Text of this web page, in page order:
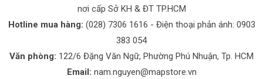
nơi cấp Sở KH & ĐT TP.HCM
Hotline mua hàng: (028) 7306 1616 - Điện thoại phản ánh: 0903
383 054
Văn phòng: 122/6 Đặng Văn Ngữ, Phường Phú Nhuận, Tp. HCM
Email: nam.nguyen@mapstore.vn